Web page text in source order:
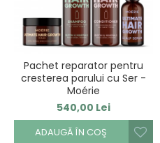
Pachet reparator pentru
cresterea parului cu Ser -
Moérie
540,00 Lei
ADAUGĂ ÎN COŞ